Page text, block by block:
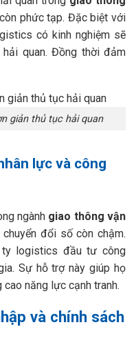
phức tạp. Đặc biệt với
có kinh nghiệm sẽ
quan. Đồng thời đảm
giản thủ tục hải quan
lực và công
ngành giao thông vận
đổi số còn chậm.
ty logistics đầu tư công
Sự hỗ trợ này giúp họ
năng lực cạnh tranh.
và chính sách